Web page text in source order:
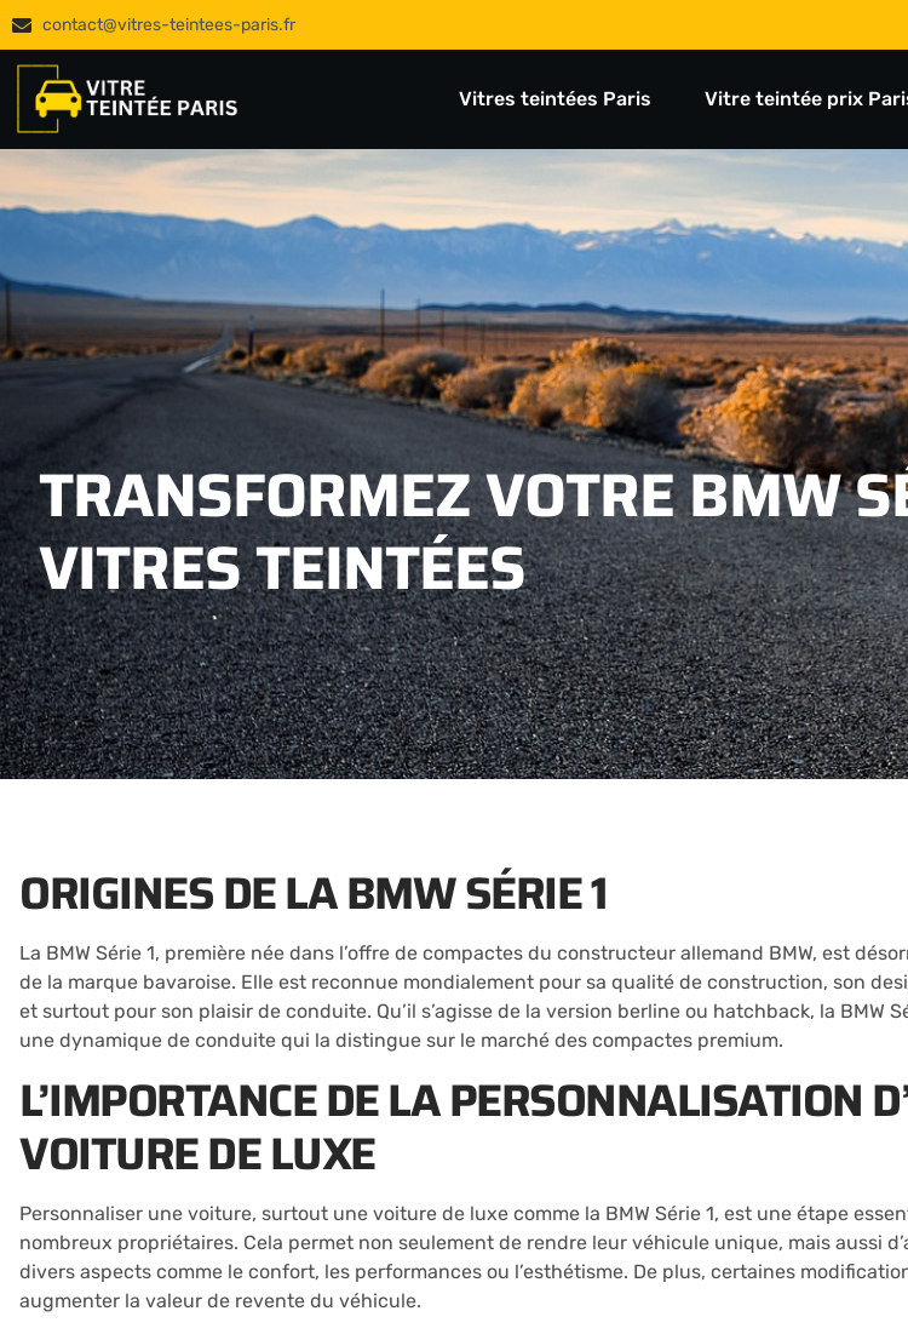
contact@vitres-teintees-paris.fr
Vitres teintées Paris Vitre teintée prix
TRANSFORMEZ VOTRE BMW
VITRES TEINTÉES
ORIGINES DE LA BMW SÉRIE 1
La BMW Série 1, première née dans l’offre de compactes du constructeur allemand BMW, est
de la marque bavaroise. Elle est reconnue mondialement pour sa qualité de construction, son
et surtout pour son plaisir de conduite. Qu’il s’agisse de la version berline ou hatchback, la BMW
une dynamique de conduite qui la distingue sur le marché des compactes premium.
L’IMPORTANCE DE LA PERSONNALISATION
VOITURE DE LUXE
Personnaliser une voiture, surtout une voiture de luxe comme la BMW Série 1, est une étape
nombreux propriétaires. Cela permet non seulement de rendre leur véhicule unique, mais aussi
divers aspects comme le confort, les performances ou l’esthétisme. De plus, certaines
augmenter la valeur de revente du véhicule.